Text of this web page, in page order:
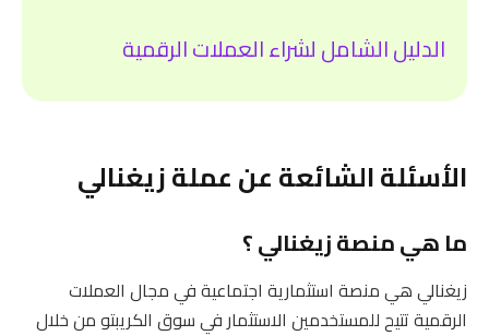
الدليل الشامل لشراء العملات الرقمية
الأسئلة الشائعة عن عملة زيغنالي
ما هي منصة زيغنالي ؟
زيغنالي هي منصة استثمارية اجتماعية في مجال العملات
الرقمية تتيح للمستخدمين الاستثمار في سوق الكريبتو من خلال